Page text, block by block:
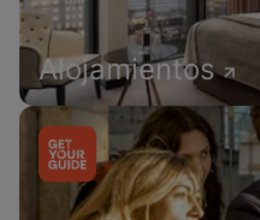
Alojamientos